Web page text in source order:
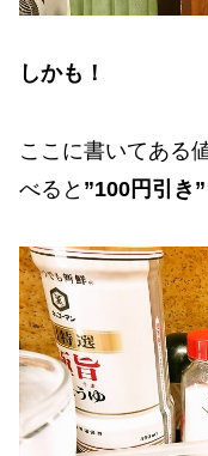
しかも！
ここに書いてある
べると ”100円引き”